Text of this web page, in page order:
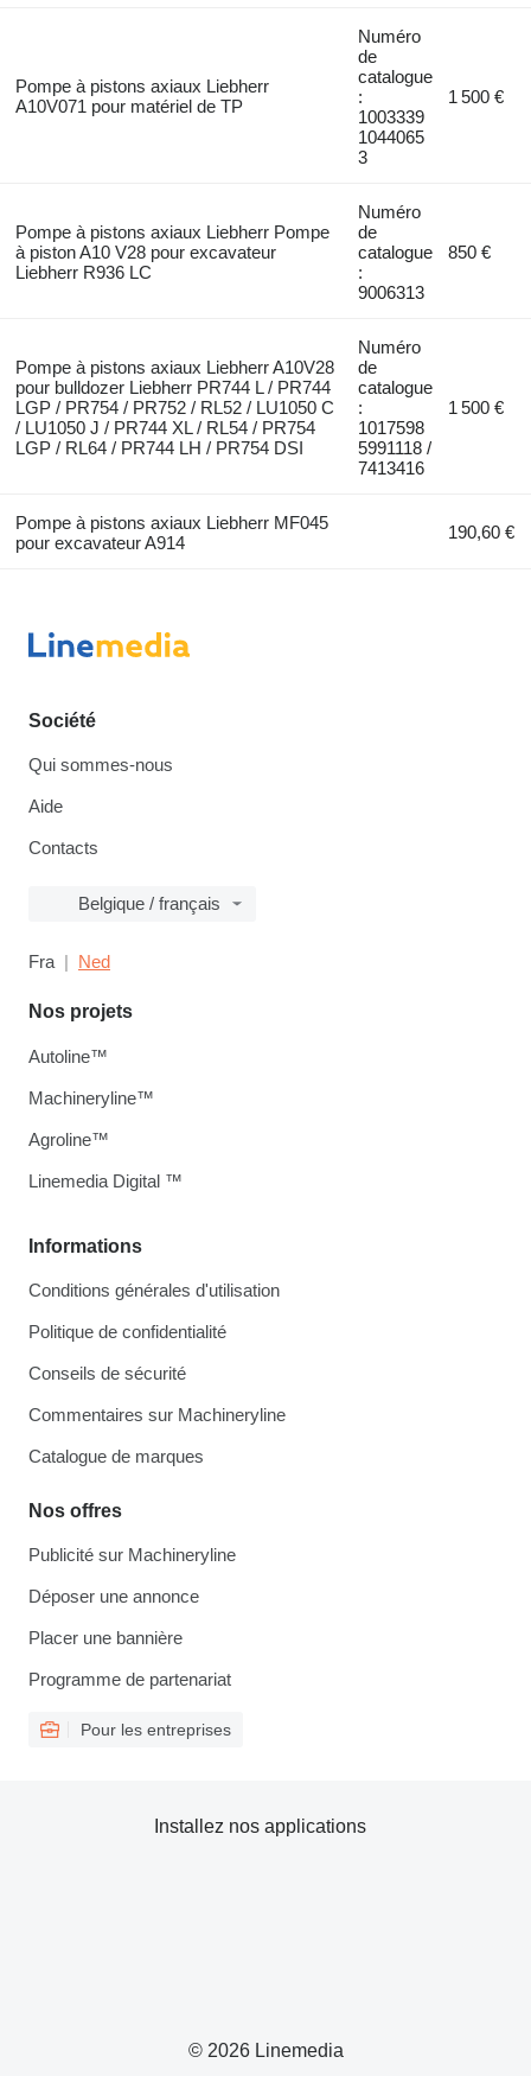
Pompe à pistons axiaux Liebherr
A10V071 pour matériel de TP
Numéro
de
catalogue
:
1003339
1044065
3
1 500 €
Pompe à pistons axiaux Liebherr Pompe
à piston A10 V28 pour excavateur
Liebherr R936 LC
Numéro
de
catalogue
:
9006313
850 €
Pompe à pistons axiaux Liebherr A10V28
pour bulldozer Liebherr PR744 L / PR744
LGP / PR754 / PR752 / RL52 / LU1050 C
/ LU1050 J / PR744 XL / RL54 / PR754
LGP / RL64 / PR744 LH / PR754 DSI
Numéro
de
catalogue
:
1017598
5991118 /
7413416
1 500 €
Pompe à pistons axiaux Liebherr MF045
pour excavateur A914
190,60 €
Société
Qui sommes-nous
Aide
Contacts
Belgique / français
Fra Ned
Informations
Conditions générales d'utilisation
Politique de confidentialité
Conseils de sécurité
Commentaires sur Machineryline
Catalogue de marques
Nos offres
Publicité sur Machineryline
Déposer une annonce
Placer une bannière
Programme de partenariat
Pour les entreprises
Nos projets
Autoline™
Machineryline™
Agroline™
Linemedia Digital ™
© 2026 Linemedia
Installez nos applications